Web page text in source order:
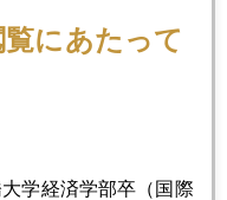
にあたって
学経済学部卒（国際